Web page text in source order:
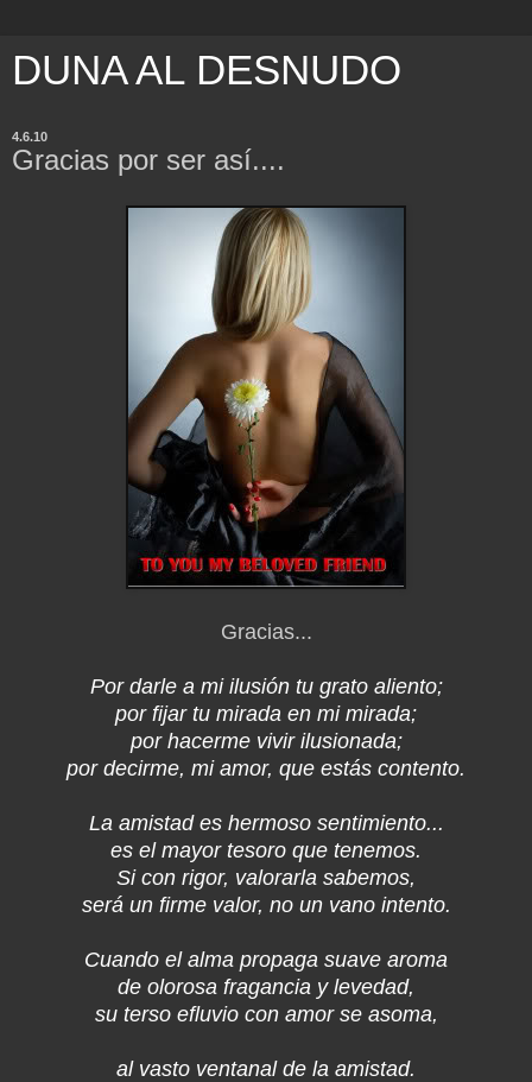
DUNA AL DESNUDO
4.6.10
Gracias por ser así....
Gracias...
Por darle a mi ilusión tu grato aliento;
por fijar tu mirada en mi mirada;
por hacerme vivir ilusionada;
por decirme, mi amor, que estás contento.
La amistad es hermoso sentimiento...
es el mayor tesoro que tenemos.
Si con rigor, valorarla sabemos,
será un firme valor, no un vano intento.
Cuando el alma propaga suave aroma
de olorosa fragancia y levedad,
su terso efluvio con amor se asoma,
al vasto ventanal de la amistad.